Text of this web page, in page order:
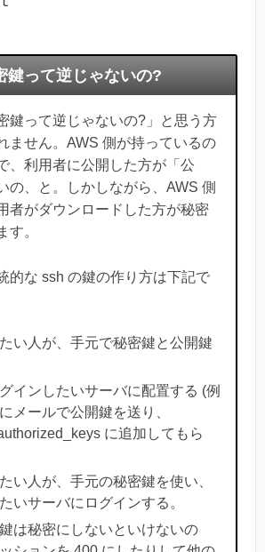
鍵って逆じゃないの?
鍵って逆じゃないの?」と思う方
ません。AWS 側が持っているの
、利用者に公開した方が「公
の、と。しかしながら、AWS 側
者がダウンロードした方が秘密
す。
的な ssh の鍵の作り方は下記で
い人が、手元で秘密鍵と公開鍵
インしたいサーバに配置する (例
メールで公開鍵を送り、
に追加してもら
い人が、手元の秘密鍵を使い、
いサーバにログインする。
は秘密にしないといけないの